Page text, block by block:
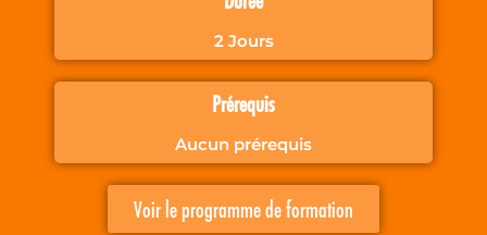
2 Jours
Prérequis
Aucun prérequis
Voir le programme de formation